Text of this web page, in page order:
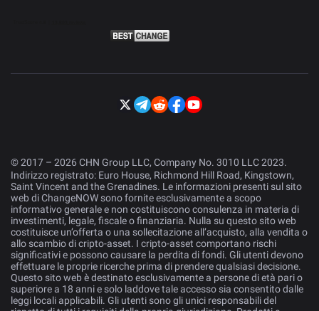
© 2017 – 2026 CHN Group LLC, Company No. 3010 LLC 2023.
Indirizzo registrato: Euro House, Richmond Hill Road, Kingstown,
Saint Vincent and the Grenadines. Le informazioni presenti sul sito
web di ChangeNOW sono fornite esclusivamente a scopo
informativo generale e non costituiscono consulenza in materia di
investimenti, legale, fiscale o finanziaria. Nulla su questo sito web
costituisce un’offerta o una sollecitazione all’acquisto, alla vendita o
allo scambio di cripto-asset. I cripto-asset comportano rischi
significativi e possono causare la perdita di fondi. Gli utenti devono
effettuare le proprie ricerche prima di prendere qualsiasi decisione.
Questo sito web è destinato esclusivamente a persone di età pari o
superiore a 18 anni e solo laddove tale accesso sia consentito dalle
leggi locali applicabili. Gli utenti sono gli unici responsabili del